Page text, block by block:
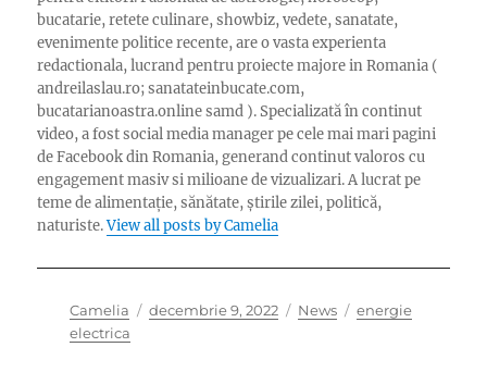
bucatarie, retete culinare, showbiz, vedete, sanatate,
evenimente politice recente, are o vasta experienta
redactionala, lucrand pentru proiecte majore in Romania (
andreilaslau.ro; sanatateinbucate.com,
bucatarianoastra.online samd ). Specializată în continut
video, a fost social media manager pe cele mai mari pagini
de Facebook din Romania, generand continut valoros cu
engagement masiv si milioane de vizualizari. A lucrat pe
teme de alimentație, sănătate, știrile zilei, politică,
naturiste.View all posts by Camelia
Author
Camelia
Posted
decembrie 9, 2022 Categories
News Tags
energie
electrica